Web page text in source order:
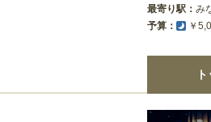
最寄り駅： み
予算： ￥